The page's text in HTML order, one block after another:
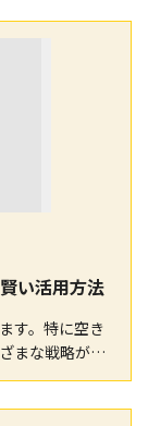
い活用方法
す。特に空き
まな戦略が求
不動産売…